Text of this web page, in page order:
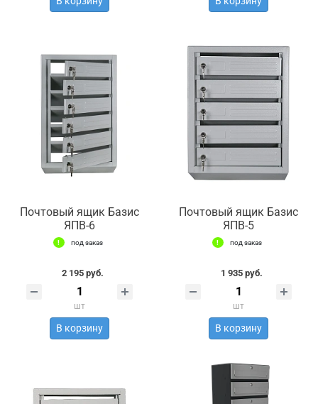
Почтовый ящик Базис
ЯПВ-6
под заказ
2 195 руб.
шт
В корзину
Почтовый ящик Базис
ЯПВ-5
под заказ
1 935 руб.
шт
В корзину